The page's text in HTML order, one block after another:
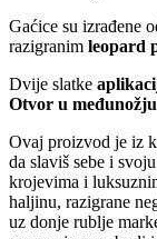
Gaćice su izrađene
razigranim leopard
Dvije slatke
Otvor u međunožju
Ovaj proizvod je iz
da slaviš sebe i
krojevima i
haljinu, razigrane
uz donje rublje